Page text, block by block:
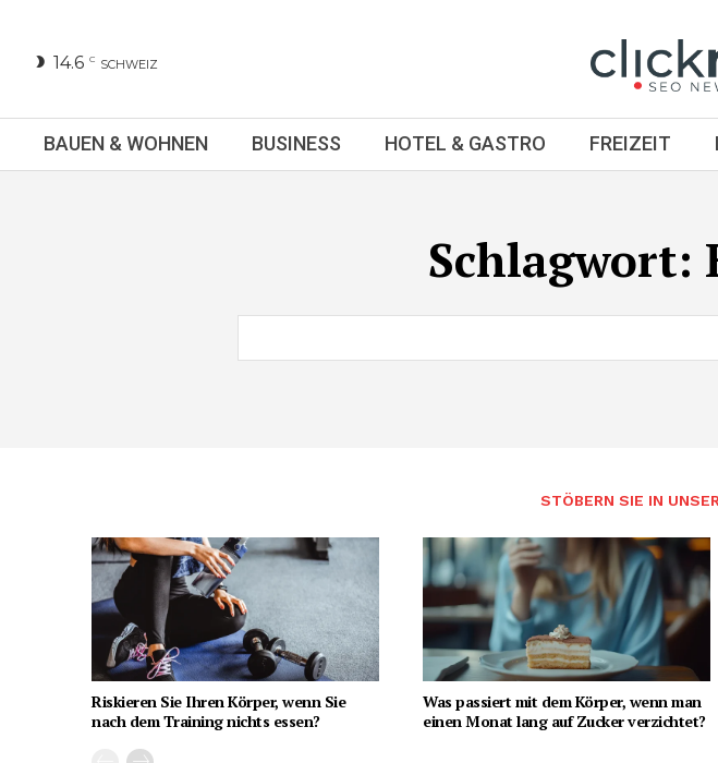
14.6 C SCHWEIZ
BAUEN & WOHNEN BUSINESS HOTEL & GASTRO FREIZEIT
Schlagwort:
STÖBERN SIE IN
Riskieren Sie Ihren Körper, wenn Sie
nach dem Training nichts essen?
Was passiert mit dem Körper, wenn man
einen Monat lang auf Zucker verzichtet?